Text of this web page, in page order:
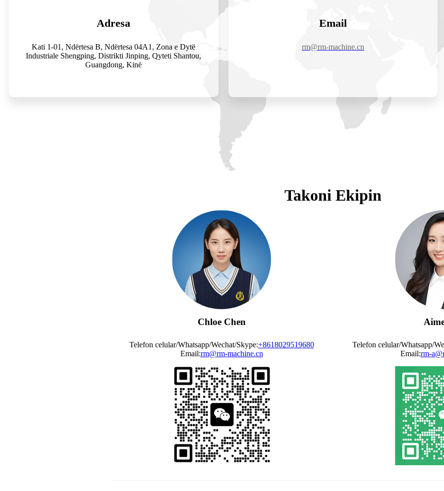
Adresa
Kati 1-01, Ndërtesa B, Ndërtesa 04A1, Zona e Dytë
Industriale Shengping, Distrikti Jinping, Qyteti Shantou,
Guangdong, Kinë
Email
rm@rm-machine.cn
Takoni Ekipin
Chloe Chen
Telefon celular/Whatsapp/Wechat/Skype:+8618029519680
Email:rm@rm-machine.cn
Telefon celular/Whatsapp/
Email:rm-